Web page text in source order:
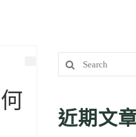
Search
for:
近期文